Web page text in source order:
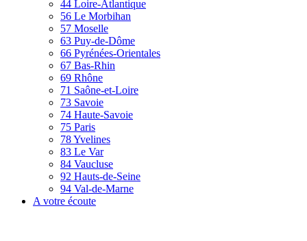
44 Loire-Atlantique
56 Le Morbihan
57 Moselle
63 Puy-de-Dôme
66 Pyrénées-Orientales
67 Bas-Rhin
69 Rhône
71 Saône-et-Loire
73 Savoie
74 Haute-Savoie
75 Paris
78 Yvelines
83 Le Var
84 Vaucluse
92 Hauts-de-Seine
94 Val-de-Marne
A votre écoute